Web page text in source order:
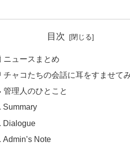
目次
ニュースまとめ
チャコたちの会話に耳をすませて
管理人のひとこと
Summary
Dialogue
Admin’s Note